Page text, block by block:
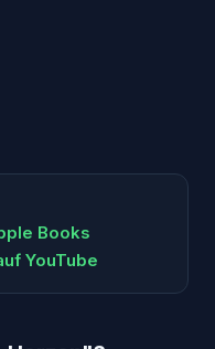
Books
YouTube